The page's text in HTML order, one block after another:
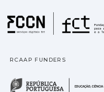
RCAAP FUNDERS